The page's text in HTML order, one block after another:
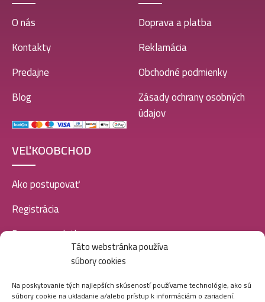
Táto webstránka používa
súbory cookies
Na poskytovanie tých najlepších skúseností používame technológie, ako sú
súbory cookie na ukladanie a/alebo prístup k informáciám o zariadení.
O nás
Kontakty
Predajne
Blog
Doprava a platba
Reklamácia
Obchodné podmienky
Zásady ochrany osobných
údajov
VEĽKOOBCHOD
Ako postupovať
Registrácia
Doprava a platba
SOCIÁLNE SIETE